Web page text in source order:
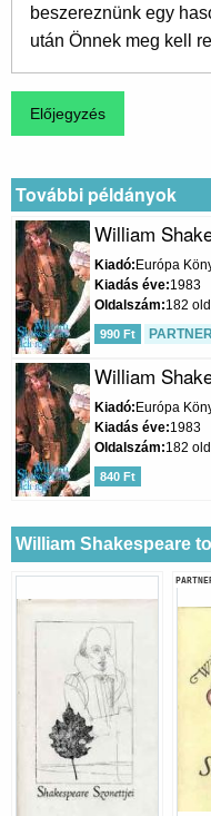
beszereznünk egy
után Önnek meg kell
További példányok
William
Kiadó Európa
Kiadás éve 1983
Oldalszám 182
990 Ft
William
Kiadó Európa
Kiadás éve 1983
Oldalszám 182
840 Ft
William Shakespeare